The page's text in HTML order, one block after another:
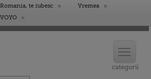
Romania, te iubesc
Vremea
VOYO